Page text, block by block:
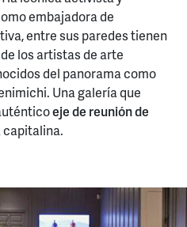
embajadora de
entre sus paredes tienen
los artistas de arte
del panorama como
Una galería que
eje de reunión de
capitalina.